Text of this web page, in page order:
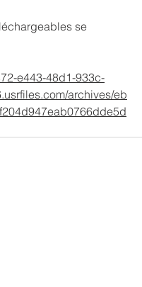
se
e443-48d1-933c-
archives/eb